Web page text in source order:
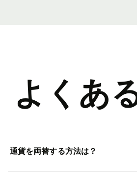
よくあ
通貨を両替する方法は？